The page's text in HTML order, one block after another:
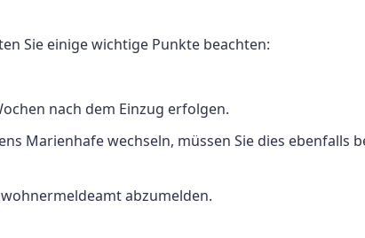
Sie einige wichtige Punkte beachten:
nach dem Einzug erfolgen.
Marienhafe wechseln, müssen Sie dies ebenfalls
abzumelden.